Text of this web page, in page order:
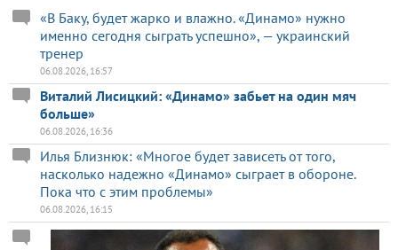
«В Баку, будет жарко и влажно. «Динамо» нужно
именно сегодня сыграть успешно», — украинский
тренер
06.08.2026, 16:57
Виталий Лисицкий: «Динамо» забьет на один мяч
больше»
06.08.2026, 16:36
Илья Близнюк: «Многое будет зависеть от того,
насколько надежно «Динамо» сыграет в обороне.
Пока что с этим проблемы»
06.08.2026, 16:15